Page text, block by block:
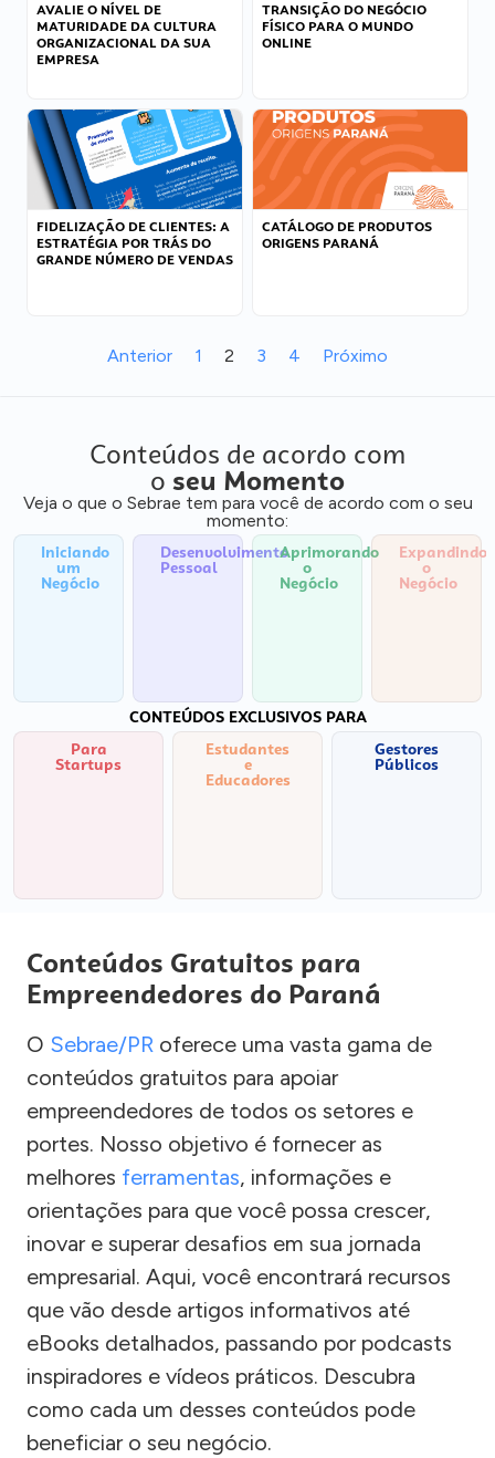
AVALIE O NÍVEL DE
MATURIDADE DA CULTURA
ORGANIZACIONAL DA SUA
EMPRESA
TRANSIÇÃO DO NEGÓCIO
FÍSICO PARA O MUNDO
ONLINE
FIDELIZAÇÃO DE CLIENTES: A
ESTRATÉGIA POR TRÁS DO
GRANDE NÚMERO DE VENDAS
CATÁLOGO DE PRODUTOS
ORIGENS PARANÁ
Anterior 1 2 3 4 Próximo
Conteúdos de acordo com
o seu Momento
Veja o que o Sebrae tem para você de acordo com o seu
momento:
Iniciando
um
Negócio
Desenvolvimento
Pessoal
Aprimorando
o
Negócio
Expandindo
o
Negócio
CONTEÚDOS EXCLUSIVOS PARA
Para
Startups
Estudantes
e
Educadores
Gestores
Públicos
Conteúdos Gratuitos para
Empreendedores do Paraná
O Sebrae/PR oferece uma vasta gama de
conteúdos gratuitos para apoiar
empreendedores de todos os setores e
portes. Nosso objetivo é fornecer as
melhores ferramentas, informações e
orientações para que você possa crescer,
inovar e superar desafios em sua jornada
empresarial. Aqui, você encontrará recursos
que vão desde artigos informativos até
eBooks detalhados, passando por podcasts
inspiradores e vídeos práticos. Descubra
como cada um desses conteúdos pode
beneficiar o seu negócio.